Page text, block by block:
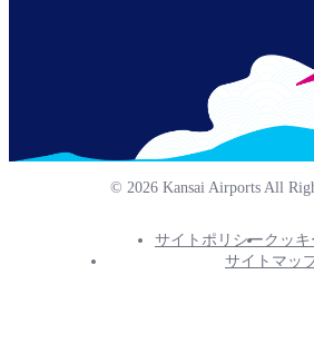
© 2026 Kansai Airports All
サイトポリシークッ
サイトマッ